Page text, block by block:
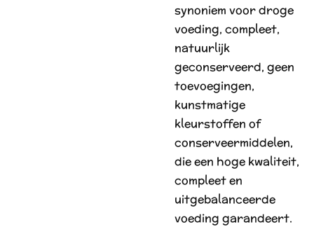
synoniem voor droge
voeding, compleet,
natuurlijk
geconserveerd, geen
toevoegingen,
kunstmatige
kleurstoffen of
conserveermiddelen,
die een hoge kwaliteit,
compleet en
uitgebalanceerde
voeding garandeert.